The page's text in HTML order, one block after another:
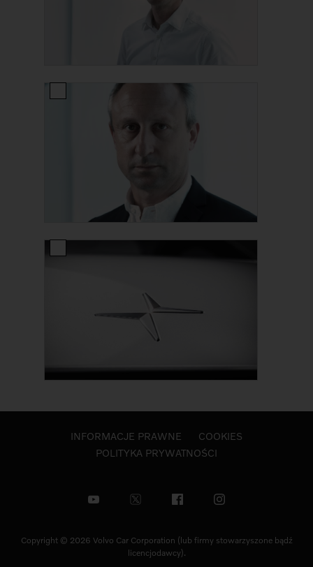
INFORMACJE PRAWNE
COOKIES
POLITYKA PRYWATNOŚCI
Copyright © 2026 Volvo Car Corporation (lub firmy stowarzyszone bądź
licencjodawcy).